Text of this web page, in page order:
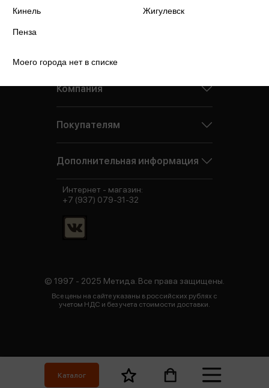
Каталог
Кинель Жигулевск
Пенза
Моего города нет в списке
Компания
Покупателям
Дополнительная информация
© 1997 - 2025 Метида. Все права защищены.
Все цены на сайте указаны в российских рублях с
учетом НДС и без учета стоимости доставки.
Интернет - магазин:
+7 (937) 079-31-32